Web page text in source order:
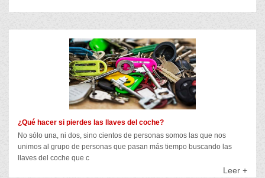
¿Qué hacer si pierdes las llaves del coche?
No sólo una, ni dos, sino cientos de personas somos las que nos
unimos al grupo de personas que pasan más tiempo buscando las
llaves del coche que c
Leer +